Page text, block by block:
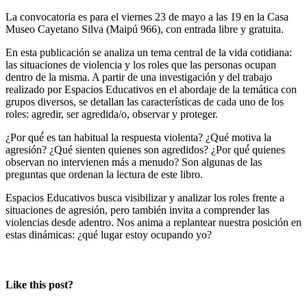
La convocatoria es para el viernes 23 de mayo a las 19 en la Casa
Museo Cayetano Silva (Maipú 966), con entrada libre y gratuita.
En esta publicación se analiza un tema central de la vida cotidiana:
las situaciones de violencia y los roles que las personas ocupan
dentro de la misma. A partir de una investigación y del trabajo
realizado por Espacios Educativos en el abordaje de la temática con
grupos diversos, se detallan las características de cada uno de los
roles: agredir, ser agredida/o, observar y proteger.
¿Por qué́ es tan habitual la respuesta violenta? ¿Qué motiva la
agresión? ¿Qué sienten quienes son agredidos? ¿Por qué́ quienes
observan no intervienen más a menudo? Son algunas de las
preguntas que ordenan la lectura de este libro.
Espacios Educativos busca visibilizar y analizar los roles frente a
situaciones de agresión, pero también invita a comprender las
violencias desde adentro. Nos anima a replantear nuestra posición en
estas dinámicas: ¿qué lugar estoy ocupando yo?
Like this post?